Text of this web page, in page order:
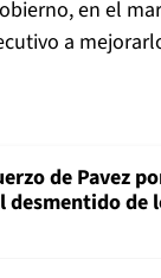
en el
a
de Pavez
desmentido de